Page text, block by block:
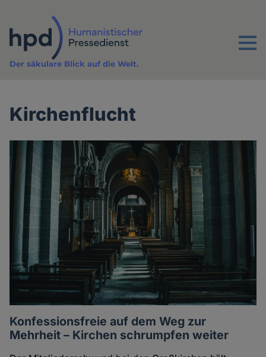
Inhalt
Menu
Der säkulare Blick auf die Welt.
Kirchenflucht
Konfessionsfreie auf dem Weg zur
Mehrheit – Kirchen schrumpfen weiter